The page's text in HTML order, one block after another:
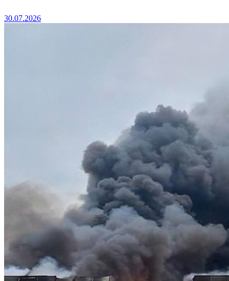
30.07.2026